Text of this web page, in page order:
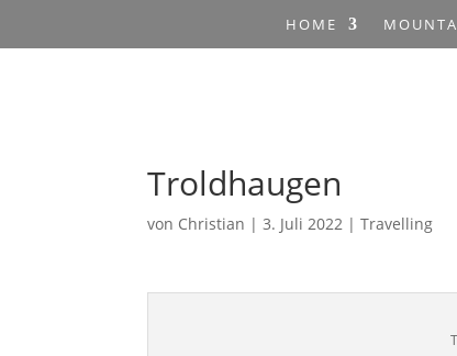
HOME
Troldhaugen
von Christian |3. Juli 2022 |Travelling